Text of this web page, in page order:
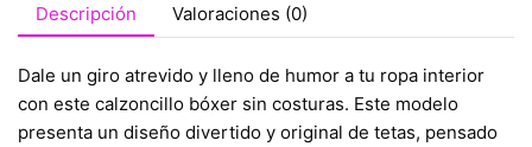
Descripción Valoraciones (0)
Dale un giro atrevido y lleno de humor a tu ropa interior
con este calzoncillo bóxer sin costuras. Este modelo
presenta un diseño divertido y original de tetas, pensado